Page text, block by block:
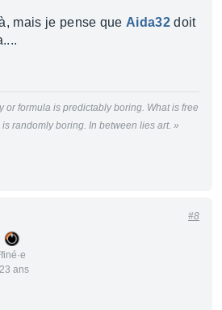
mais je pense que Aida32 doit
or formula is predictably boring. What is free
randomly boring. In between lies art. »
ans
#8